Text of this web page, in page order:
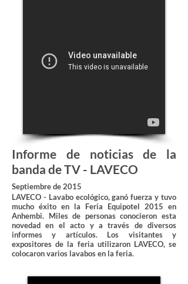
Informe de noticias de la
banda de TV - LAVECO
Septiembre de 2015
LAVECO - Lavabo ecológico, ganó fuerza y tuvo
mucho éxito en la Feria Equipotel 2015 en
Anhembi. Miles de personas conocieron esta
novedad en el acto y a través de diversos
informes y artículos. Los visitantes y
expositores de la feria utilizaron LAVECO, se
colocaron varios lavabos en la feria.